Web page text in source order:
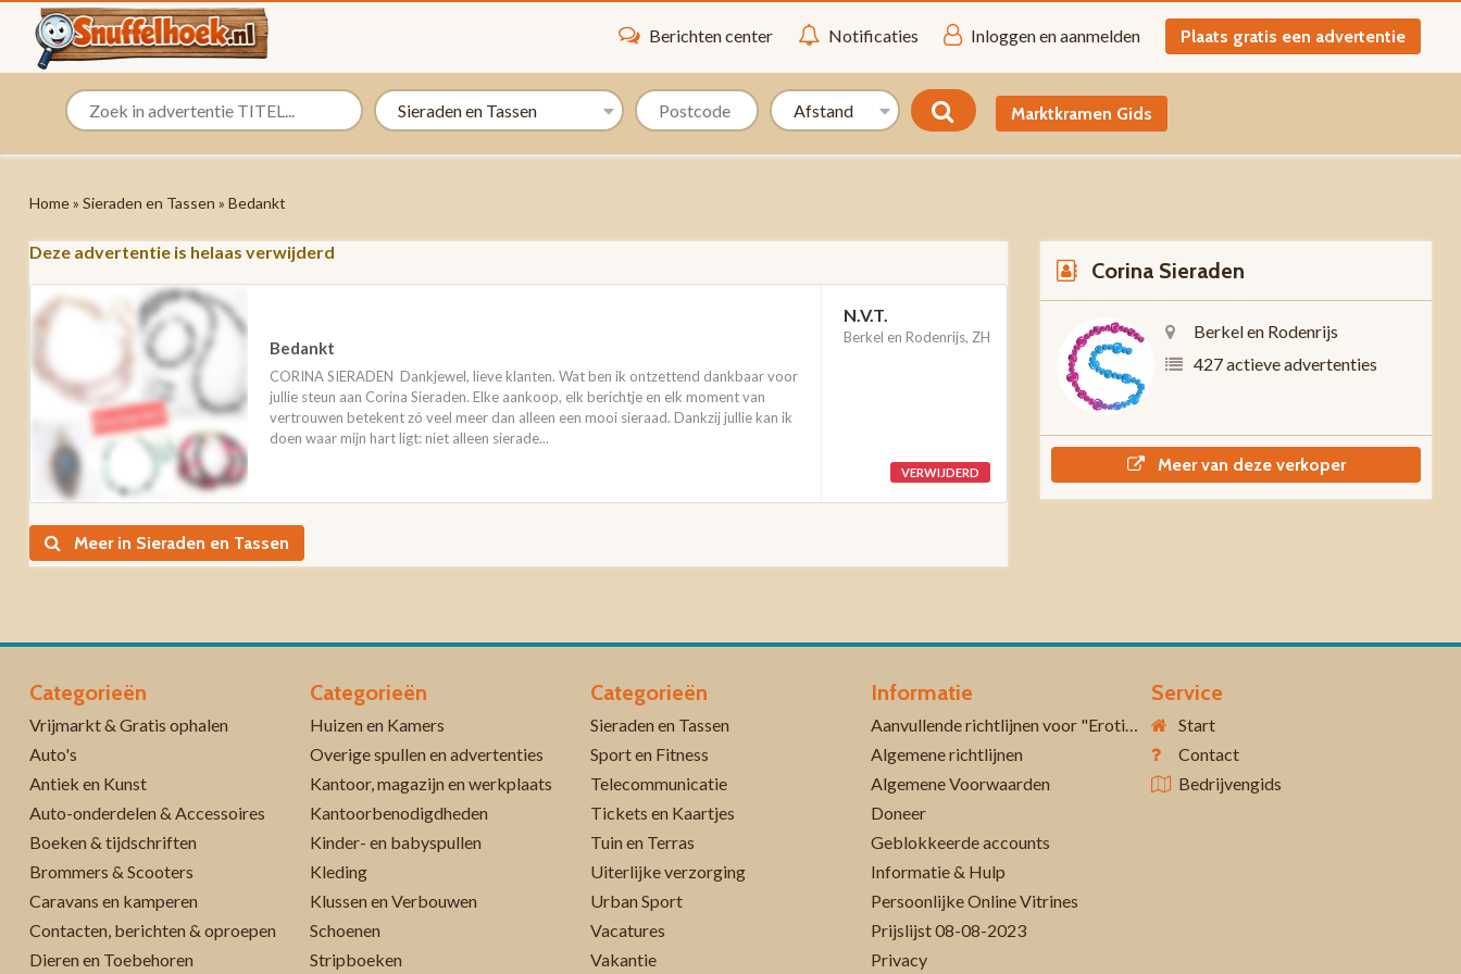
Berichten center Notificaties Inloggen en aanmelden Plaats gratis een advertentie
Marktkramen Gids
Home» Sieraden en Tassen » Bedankt
Deze advertentie is helaas verwijderd
Bedankt
CORINA SIERADEN Dankjewel, lieve klanten. Wat ben ik ontzettend dankbaar voor
jullie steun aan Corina Sieraden. Elke aankoop, elk berichtje en elk moment van
vertrouwen betekent zó veel meer dan alleen een mooi sieraad. Dankzij jullie kan ik
doen waar mijn hart ligt: niet alleen sierade...
N.V.T.
Berkel en Rodenrijs, ZH
VERWIJDERD
Meer in Sieraden en Tassen
Corina Sieraden
Berkel en Rodenrijs
427 actieve advertenties
Meer van deze verkoper
Categorieën
Vrijmarkt & Gratis ophalen
Auto's
Antiek en Kunst
Auto-onderdelen & Accessoires
Boeken & tijdschriften
Brommers & Scooters
Caravans en kamperen
Contacten, berichten & oproepen
Dieren en Toebehoren
Categorieën
Huizen en Kamers
Overige spullen en advertenties
Kantoor, magazijn en werkplaats
Kantoorbenodigdheden
Kinder- en babyspullen
Kleding
Klussen en Verbouwen
Schoenen
Stripboeken
Categorieën
Sieraden en Tassen
Sport en Fitness
Telecommunicatie
Tickets en Kaartjes
Tuin en Terras
Uiterlijke verzorging
Urban Sport
Vacatures
Vakantie
Informatie
Aanvullende richtlijnen voor "Erotiek 18+"
Algemene richtlijnen
Algemene Voorwaarden
Doneer
Geblokkeerde accounts
Informatie & Hulp
Persoonlijke Online Vitrines
Prijslijst 08-08-2023
Privacy
Service
Start
Contact
Bedrijvengids